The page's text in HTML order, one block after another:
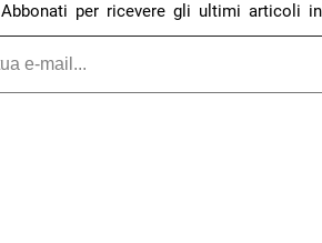
Abbonati per ricevere gli ultimi articoli